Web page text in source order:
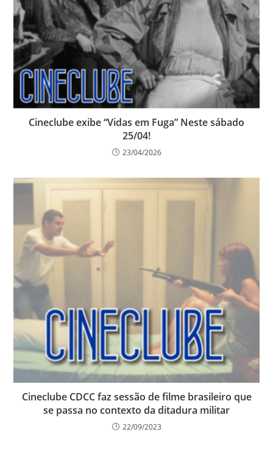
Cineclube exibe “Vidas em Fuga” Neste sábado
25/04!
23/04/2026
Cineclube CDCC faz sessão de filme brasileiro que
se passa no contexto da ditadura militar
22/09/2023